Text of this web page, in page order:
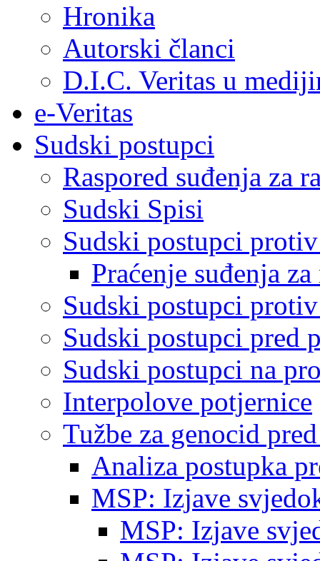
Hronika
Autorski članci
D.I.C. Veritas u
e-Veritas
Sudski postupci
Raspored suđenja za
Sudski Spisi
Sudski postupci
Praćenje suđenja
Sudski postupci
Sudski postupci pred
Sudski postupci na
Interpolove potjernice
Tužbe za genocid
Analiza postupka
MSP: Izjave
MSP: Izjave